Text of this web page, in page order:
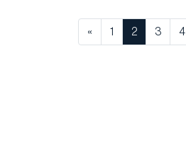
« 1 2 3 4